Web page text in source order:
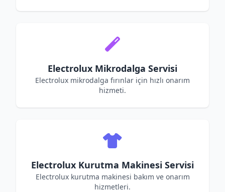
Electrolux Mikrodalga Servisi
Electrolux mikrodalga fırınlar için hızlı onarım
hizmeti.
Electrolux Kurutma Makinesi Servisi
Electrolux kurutma makinesi bakım ve onarım
hizmetleri.